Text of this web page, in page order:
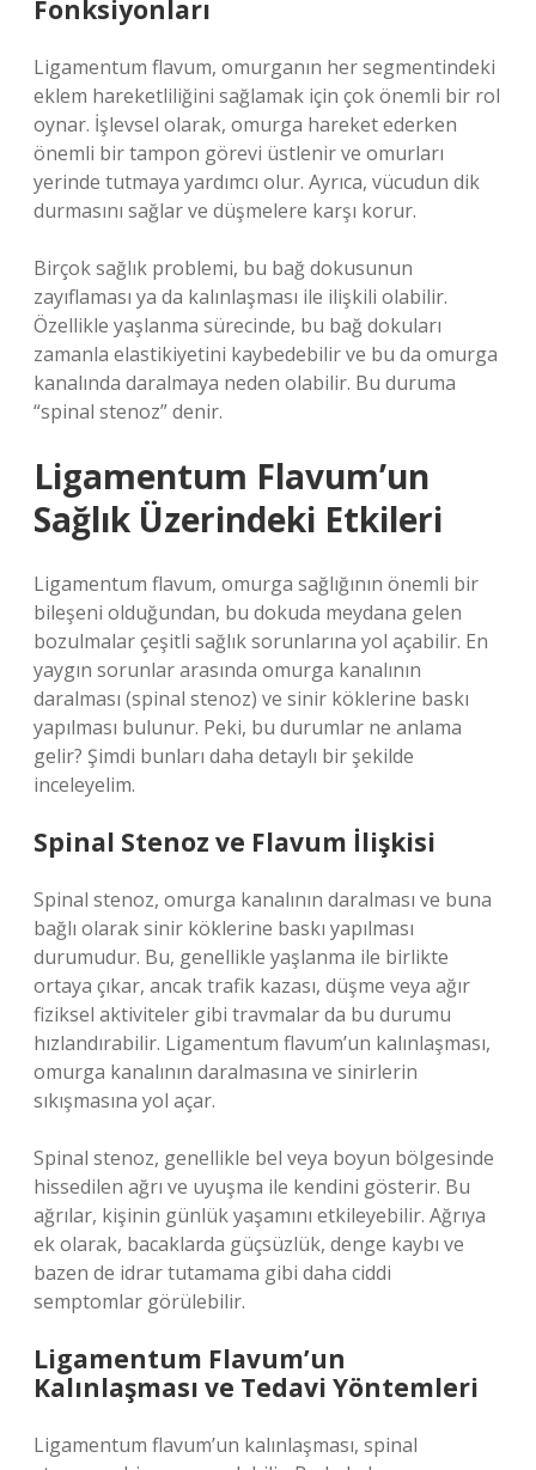
Fonksiyonları
Ligamentum flavum, omurganın her segmentindeki
eklem hareketliliğini sağlamak için çok önemli bir rol
oynar. İşlevsel olarak, omurga hareket ederken
önemli bir tampon görevi üstlenir ve omurları
yerinde tutmaya yardımcı olur. Ayrıca, vücudun dik
durmasını sağlar ve düşmelere karşı korur.
Birçok sağlık problemi, bu bağ dokusunun
zayıflaması ya da kalınlaşması ile ilişkili olabilir.
Özellikle yaşlanma sürecinde, bu bağ dokuları
zamanla elastikiyetini kaybedebilir ve bu da omurga
kanalında daralmaya neden olabilir. Bu duruma
“spinal stenoz” denir.
Ligamentum Flavum’un
Sağlık Üzerindeki Etkileri
Ligamentum flavum, omurga sağlığının önemli bir
bileşeni olduğundan, bu dokuda meydana gelen
bozulmalar çeşitli sağlık sorunlarına yol açabilir. En
yaygın sorunlar arasında omurga kanalının
daralması (spinal stenoz) ve sinir köklerine baskı
yapılması bulunur. Peki, bu durumlar ne anlama
gelir? Şimdi bunları daha detaylı bir şekilde
inceleyelim.
Spinal Stenoz ve Flavum İlişkisi
Spinal stenoz, omurga kanalının daralması ve buna
bağlı olarak sinir köklerine baskı yapılması
durumudur. Bu, genellikle yaşlanma ile birlikte
ortaya çıkar, ancak trafik kazası, düşme veya ağır
fiziksel aktiviteler gibi travmalar da bu durumu
hızlandırabilir. Ligamentum flavum’un kalınlaşması,
omurga kanalının daralmasına ve sinirlerin
sıkışmasına yol açar.
Spinal stenoz, genellikle bel veya boyun bölgesinde
hissedilen ağrı ve uyuşma ile kendini gösterir. Bu
ağrılar, kişinin günlük yaşamını etkileyebilir. Ağrıya
ek olarak, bacaklarda güçsüzlük, denge kaybı ve
bazen de idrar tutamama gibi daha ciddi
semptomlar görülebilir.
Ligamentum Flavum’un
Kalınlaşması ve Tedavi Yöntemleri
Ligamentum flavum’un kalınlaşması, spinal